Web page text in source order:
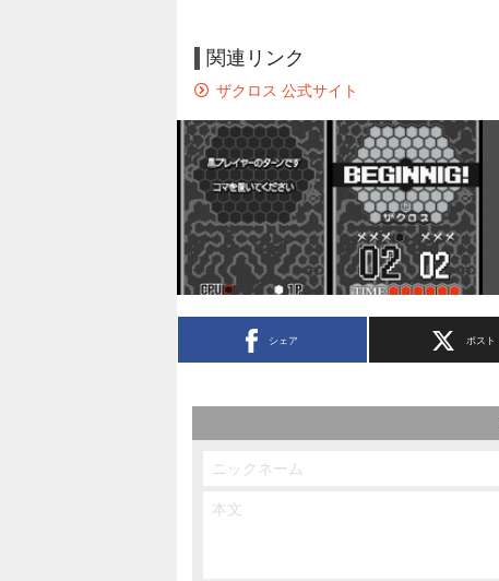
関連リンク
ザクロス 公式サイト
シェア ポスト